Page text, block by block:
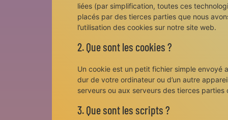
liées (par simplification, toutes ces
placés par des tierces parties que nous
l’utilisation des cookies sur notre site web.
2. Que sont les cookies ?
Un cookie est un petit fichier simple
dur de votre ordinateur ou d’un autre
serveurs ou aux serveurs des tierces parties
3. Que sont les scripts ?